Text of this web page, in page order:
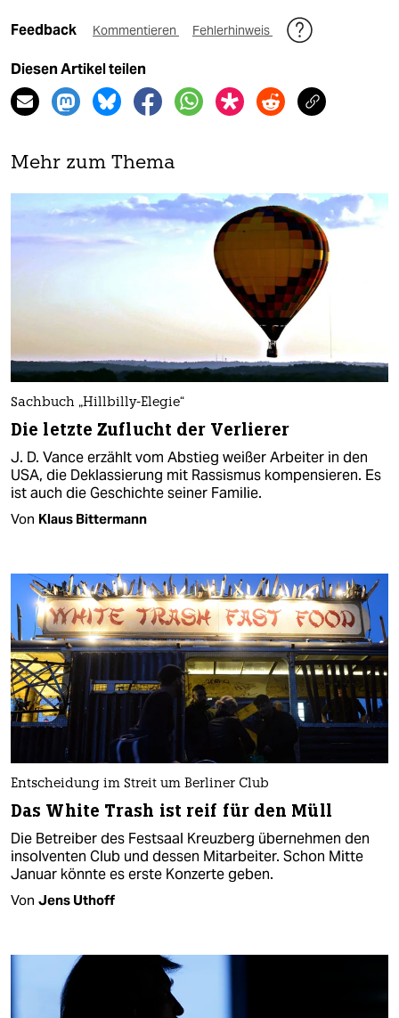
Feedback Kommentieren Fehlerhinweis
Diesen Artikel teilen
Mehr zum Thema
Sachbuch „Hillbilly-Elegie“
Die letzte Zuflucht der Verlierer
J. D. Vance erzählt vom Abstieg weißer Arbeiter in den
USA, die Deklassierung mit Rassismus kompensieren. Es
ist auch die Geschichte seiner Familie.
Von Klaus Bittermann
Entscheidung im Streit um Berliner Club
Das White Trash ist reif für den Müll
Die Betreiber des Festsaal Kreuzberg übernehmen den
insolventen Club und dessen Mitarbeiter. Schon Mitte
Januar könnte es erste Konzerte geben.
Von Jens Uthoff